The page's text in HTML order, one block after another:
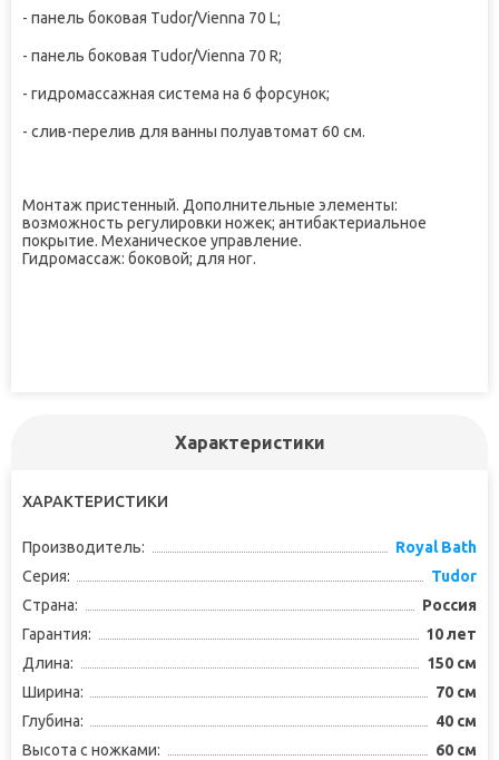
- панель боковая Tudor/Vienna 70 L;
- панель боковая Tudor/Vienna 70 R;
- гидромассажная система на 6 форсунок;
- слив-перелив для ванны полуавтомат 60 см.
Монтаж пристенный. Дополнительные элементы:
возможность регулировки ножек; антибактериальное
покрытие. Механическое управление.
Гидромассаж: боковой; для ног.
Характеристики
ХАРАКТЕРИСТИКИ
Производитель:
Royal Bath
Серия:
Tudor
Страна:
Россия
Гарантия:
10 лет
Длина:
150 см
Ширина:
70 см
Глубина:
40 см
Высота с ножками:
60 см